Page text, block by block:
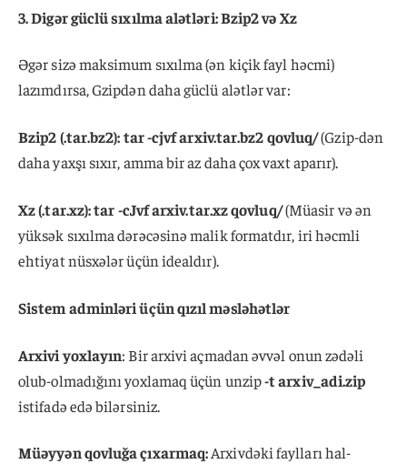
3. Digər güclü sıxılma alətləri: Bzip2 və Xz
Əgər sizə maksimum sıxılma (ən kiçik fayl həcmi)
lazımdırsa, Gzipdən daha güclü alətlər var:
Bzip2 (.tar.bz2): tar -cjvf arxiv.tar.bz2 qovluq/(Gzip-dən
daha yaxşı sıxır, amma bir az daha çox vaxt aparır).
Xz (.tar.xz): tar -cJvf arxiv.tar.xz qovluq/(Müasir və ən
yüksək sıxılma dərəcəsinə malik formatdır, iri həcmli
ehtiyat nüsxələr üçün idealdır).
Sistem adminləri üçün qızıl məsləhətlər
Arxivi yoxlayın: Bir arxivi açmadan əvvəl onun zədəli
olub-olmadığını yoxlamaq üçün unzip-t arxiv_adi.zip
istifadə edə bilərsiniz.
Müəyyən qovluğa çıxarmaq:Arxivdəki faylları hal-